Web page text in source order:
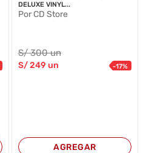
DELUXE VINYL...
Por CD Store
S/300 un
S/249 un -17%
AGREGAR